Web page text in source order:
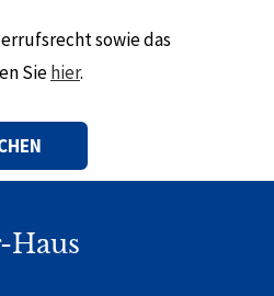
sowie das
Siehier.
Haus